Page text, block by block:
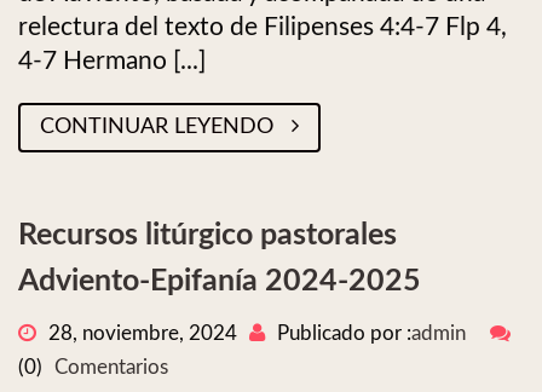
relectura del texto de Filipenses 4:4-7 Flp 4,
4-7 Hermano [...]
CONTINUAR LEYENDO
Recursos litúrgico pastorales
Adviento-Epifanía 2024-2025
28, noviembre, 2024 Publicado por :admin
(0)
Comentarios